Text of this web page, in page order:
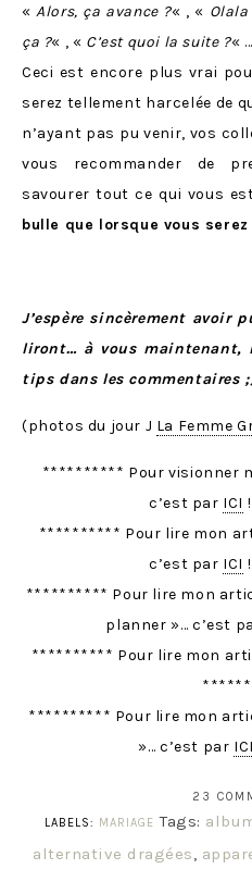
«Alors, ça avance ?« , «
ça ?« , « C’est quoi la suite ?«
Ceci est encore plus vrai
serez tellement harcelée de
n’ayant pas pu venir, vos
vous recommander de
savourer tout ce qui vous
bulle que lorsque vous
J’espère sincèrement avoir
liront… à vous maintenant,
tips dans les commentaires
(photos du jour J La Femme
********** Pour visionner
c’est par ICI
********** Pour lire mon
c’est par ICI
********** Pour lire mon
planner »… c’est
********** Pour lire mon
********** Pour lire mon
»… c’est par ICI
23
LABELS: MARIAGE Tags:
alternative dragées,